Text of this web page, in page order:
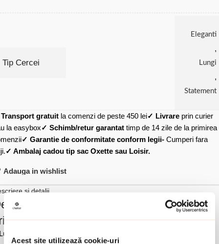
Acest site utilizează cookie-uri
Tip Cercei
Eleganti
,
Lungi
,
Statement
Transport gratuit la comenzi de peste 450 lei✓ Livrare prin curier
la easybox✓ Schimb/retur garantat timp de 14 zile de la primirea
✓ Garantie de conformitate conform legii- Cumperi fara
✓ Ambalaj cadou tip sac Oxette sau Loisir.
Adauga in wishlist
si detalii
produsului Cercei argint cu
caviar mov si verzi Noblesse:
7.3 cm.